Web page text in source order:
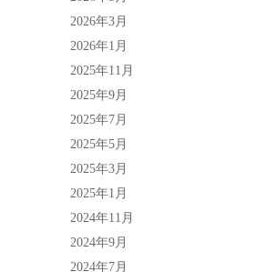
2026年3月
2026年1月
2025年11月
2025年9月
2025年7月
2025年5月
2025年3月
2025年1月
2024年11月
2024年9月
2024年7月